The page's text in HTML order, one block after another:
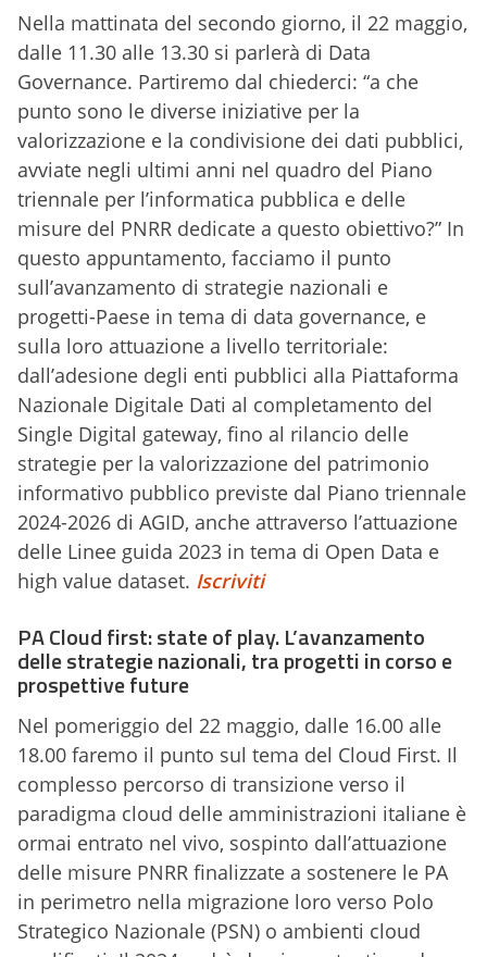
Nella mattinata del secondo giorno, il 22 maggio,
dalle 11.30 alle 13.30 si parlerà di Data
Governance. Partiremo dal chiederci: “a che
punto sono le diverse iniziative per la
valorizzazione e la condivisione dei dati pubblici,
avviate negli ultimi anni nel quadro del Piano
triennale per l’informatica pubblica e delle
misure del PNRR dedicate a questo obiettivo?” In
questo appuntamento, facciamo il punto
sull’avanzamento di strategie nazionali e
progetti-Paese in tema di data governance, e
sulla loro attuazione a livello territoriale:
dall’adesione degli enti pubblici alla Piattaforma
Nazionale Digitale Dati al completamento del
Single Digital gateway, fino al rilancio delle
strategie per la valorizzazione del patrimonio
informativo pubblico previste dal Piano triennale
2024-2026 di AGID, anche attraverso l’attuazione
delle Linee guida 2023 in tema di Open Data e
high value dataset. Iscriviti
PA Cloud first: state of play. L’avanzamento
delle strategie nazionali, tra progetti in corso e
prospettive future
Nel pomeriggio del 22 maggio, dalle 16.00 alle
18.00 faremo il punto sul tema del Cloud First. Il
complesso percorso di transizione verso il
paradigma cloud delle amministrazioni italiane è
ormai entrato nel vivo, sospinto dall’attuazione
delle misure PNRR finalizzate a sostenere le PA
in perimetro nella migrazione loro verso Polo
Strategico Nazionale (PSN) o ambienti cloud